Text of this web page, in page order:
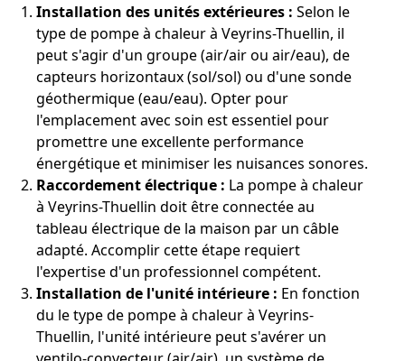
Installation des unités extérieures : Selon le
type de pompe à chaleur à Veyrins-Thuellin, il
peut s'agir d'un groupe (air/air ou air/eau), de
capteurs horizontaux (sol/sol) ou d'une sonde
géothermique (eau/eau). Opter pour
l'emplacement avec soin est essentiel pour
promettre une excellente performance
énergétique et minimiser les nuisances sonores.
Raccordement électrique : La pompe à chaleur
à Veyrins-Thuellin doit être connectée au
tableau électrique de la maison par un câble
adapté. Accomplir cette étape requiert
l'expertise d'un professionnel compétent.
Installation de l'unité intérieure : En fonction
du le type de pompe à chaleur à Veyrins-
Thuellin, l'unité intérieure peut s'avérer un